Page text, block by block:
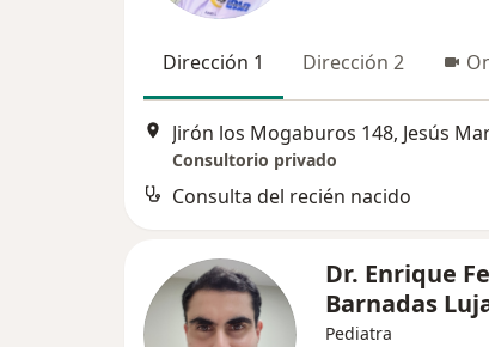
Dirección 1 Dirección 2
Jirón los Mogaburos 148, Jesús
Consultorio privado
Consulta del recién nacido
Dr. Enrique
Barnadas
Pediatra